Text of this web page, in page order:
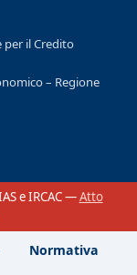
il Credito
– Regione
e IRCAC —Atto
Normativa